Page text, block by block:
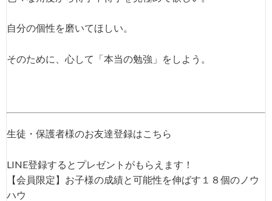
自分の個性を磨いてほしい。
そのために、心して「本当の勉強」をしよう。
生徒・保護者様のお友達登録はこちら
LINE登録するとプレゼントがもらえます！
【会員限定】お子様の成績と可能性を伸ばす１８個のノウ
ハウ